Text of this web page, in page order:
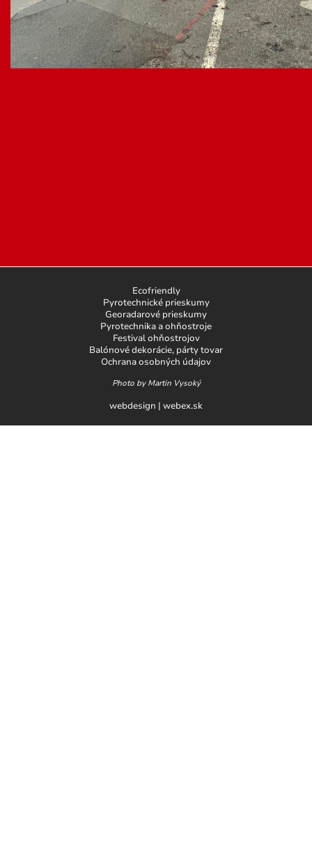
Ecofriendly
Pyrotechnické prieskumy
Georadarové prieskumy
Pyrotechnika a ohňostroje
Festival ohňostrojov
Balónové dekorácie, párty tovar
Ochrana osobných údajov
Photo by Martin Vysoký
webdesign | webex.sk